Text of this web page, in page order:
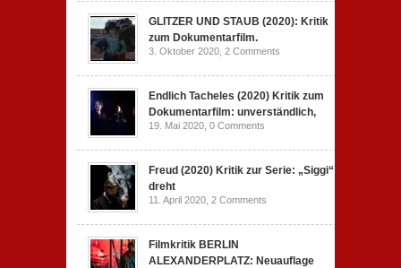
GLITZER UND STAUB (2020): Kritik
zum Dokumentarfilm.
3. Oktober 2020, 2 Comments
Endlich Tacheles (2020) Kritik zum
Dokumentarfilm: unverständlich,
19. Mai 2020, 0 Comments
Freud (2020) Kritik zur Serie: „Siggi“
dreht
11. April 2020, 2 Comments
Filmkritik BERLIN
ALEXANDERPLATZ: Neuauflage